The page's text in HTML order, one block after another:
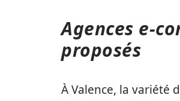
Agences e-
proposés
À Valence, la variété